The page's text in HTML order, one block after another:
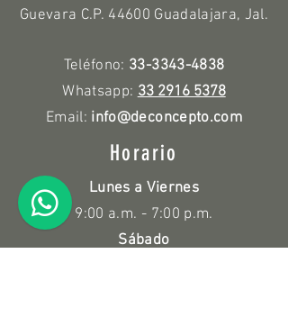
Guevara C.P. 44600 Guadalajara, Jal.
Teléfono: 33-3343-4838
Whatsapp:33 2916 5378
Email: info@deconcepto.com
Horario
Lunes a Viernes
9:00 a.m. - 7:00 p.m.
Sábado